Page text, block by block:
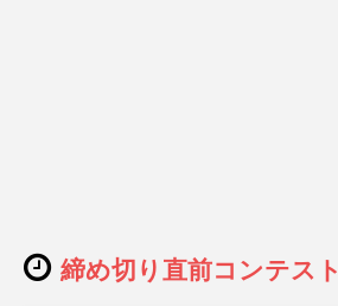
締め切り直前コンテスト